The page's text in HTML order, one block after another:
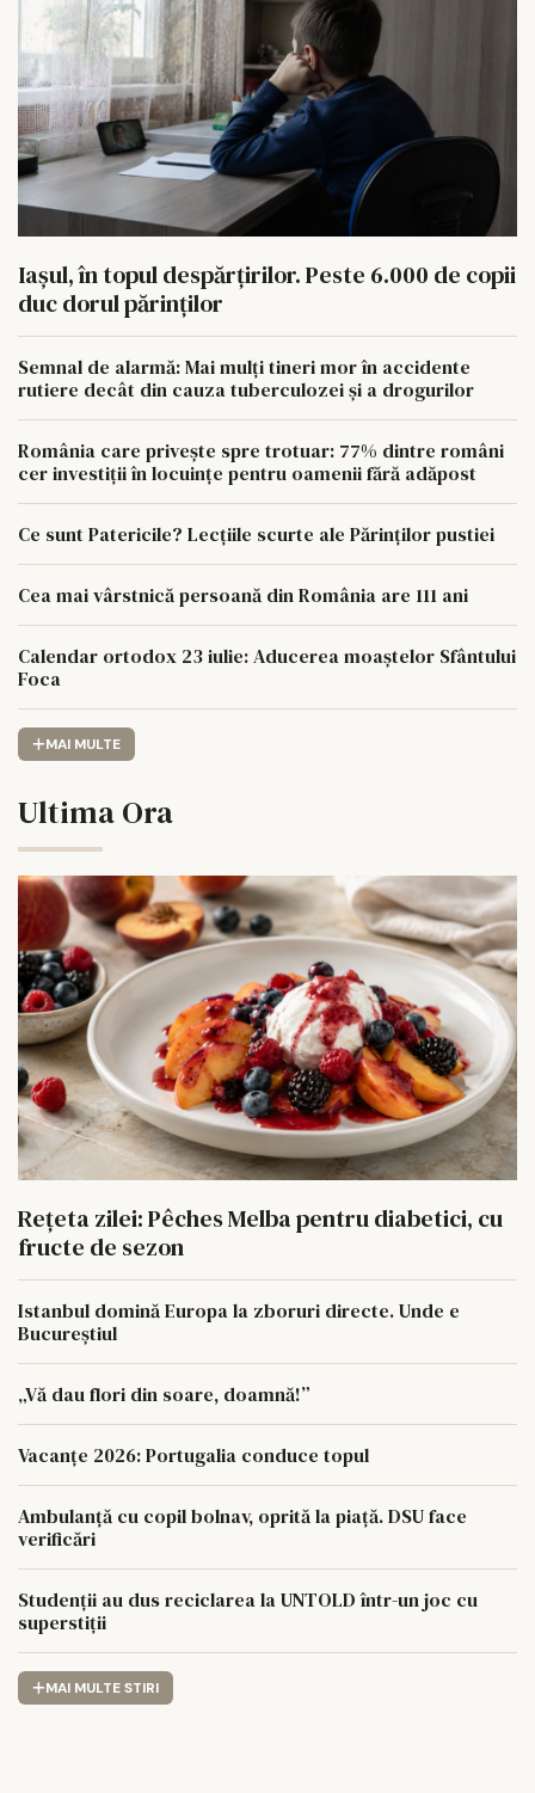
Iașul, în topul despărțirilor. Peste 6.000 de copii
duc dorul părinților
Semnal de alarmă: Mai mulți tineri mor în accidente
rutiere decât din cauza tuberculozei și a drogurilor
România care privește spre trotuar: 77% dintre români
cer investiții în locuințe pentru oamenii fără adăpost
Ce sunt Patericile? Lecțiile scurte ale Părinților pustiei
Cea mai vârstnică persoană din România are 111 ani
Calendar ortodox 23 iulie: Aducerea moaștelor Sfântului
Foca
MAI MULTE
Ultima Ora
Rețeta zilei: Pêches Melba pentru diabetici, cu
fructe de sezon
Istanbul domină Europa la zboruri directe. Unde e
Bucureștiul
„Vă dau flori din soare, doamnă!”
Vacanțe 2026: Portugalia conduce topul
Ambulanță cu copil bolnav, oprită la piață. DSU face
verificări
Studenții au dus reciclarea la UNTOLD într-un joc cu
superstiții
MAI MULTE STIRI